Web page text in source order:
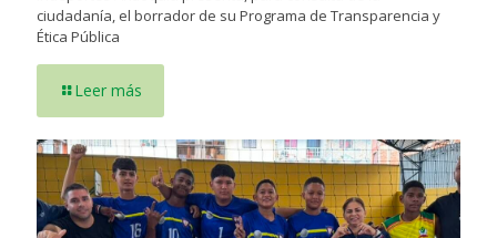
ciudadanía, el borrador de su Programa de Transparencia y
Ética Pública
Leer más